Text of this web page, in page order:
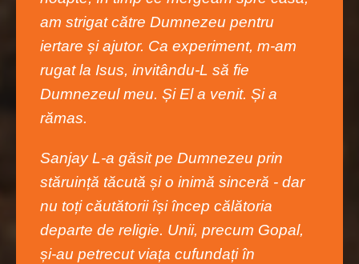
am strigat către Dumnezeu pentru
iertare și ajutor. Ca experiment, m-am
rugat la Isus, invitându-L să fie
Dumnezeul meu. Și El a venit. Și a
rămas.
Sanjay L-a găsit pe Dumnezeu prin
stăruință tăcută și o inimă sinceră - dar
nu toți căutătorii își încep călătoria
departe de religie. Unii, precum Gopal,
și-au petrecut viața cufundați în